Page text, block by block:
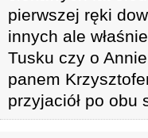
pierwszej ręki
innych ale
Tusku czy o
panem
przyjaciół po obu